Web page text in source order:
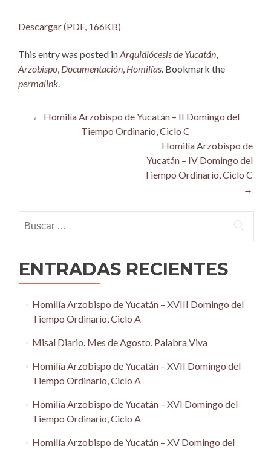
Descargar (PDF, 166KB)
This entry was posted inArquidiócesis de Yucatán
Arzobispo Documentación Homilías . Bookmark the
permalink
Post
navigation
← Homilía Arzobispo de Yucatán – II Domingo del
Tiempo Ordinario, Ciclo C
Homilía Arzobispo de
Yucatán – IV Domingo del
Tiempo Ordinario, Ciclo C
→
ENTRADAS RECIENTES
Homilía Arzobispo de Yucatán – XVIII Domingo del
Tiempo Ordinario, Ciclo A
Misal Diario. Mes de Agosto. Palabra Viva
Homilía Arzobispo de Yucatán – XVII Domingo del
Tiempo Ordinario, Ciclo A
Homilía Arzobispo de Yucatán – XVI Domingo del
Tiempo Ordinario, Ciclo A
Homilía Arzobispo de Yucatán – XV Domingo del